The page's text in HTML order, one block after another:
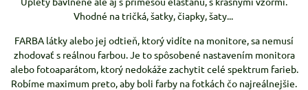
Vhodné na tričká, šatky, čiapky, šaty...
FARBA látky alebo jej odtieň, ktorý vidíte na monitore, sa nemusí
zhodovať s reálnou farbou. Je to spôsobené nastavením monitora
alebo fotoaparátom, ktorý nedokáže zachytit celé spektrum farieb.
Robíme maximum preto, aby boli farby na fotkách čo najreálnejšie.